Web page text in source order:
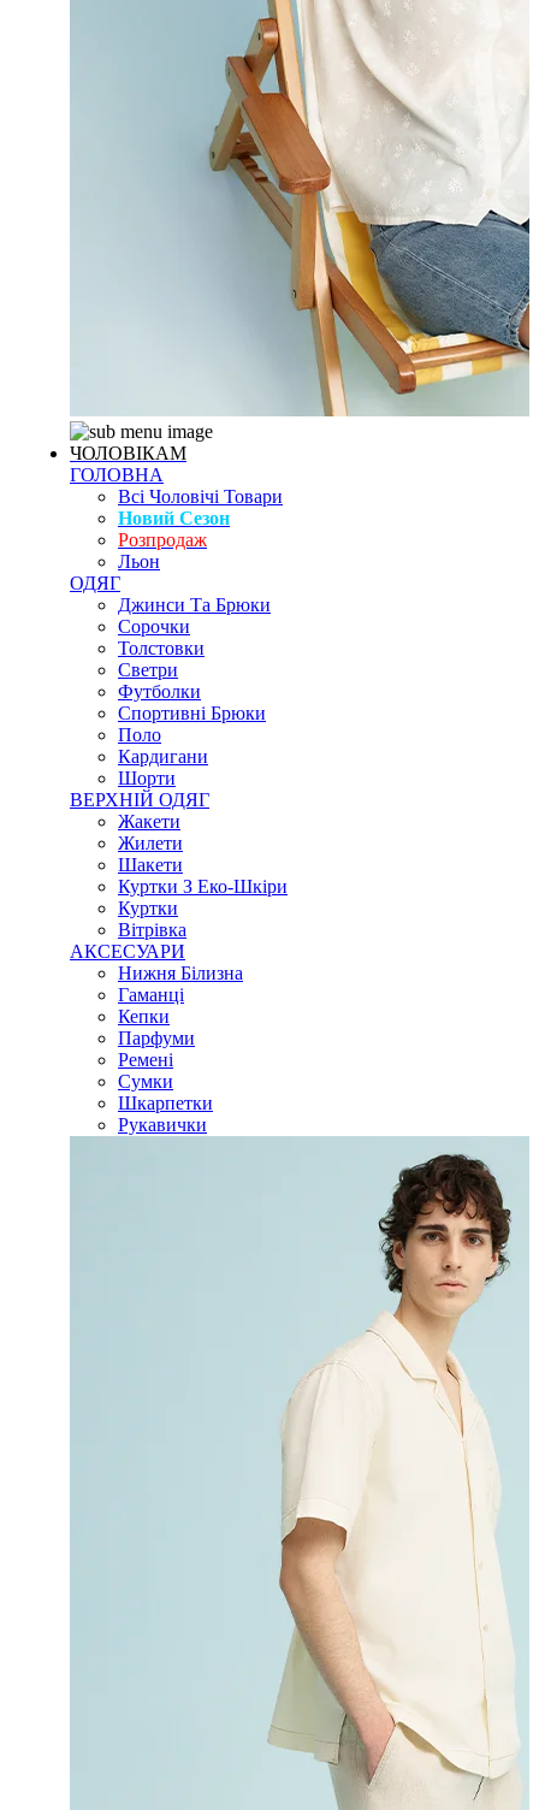
ЧОЛОВІКАМ
ГОЛОВНА
Всі Чоловічі Товари
Новий Сезон
Розпродаж
Льон
ОДЯГ
Джинси Та Брюки
Сорочки
Толстовки
Светри
Футболки
Спортивні Брюки
Поло
Кардигани
Шорти
ВЕРХНІЙ ОДЯГ
Жакети
Жилети
Шакети
Куртки З Еко-Шкіри
Куртки
Вітрівка
АКСЕСУАРИ
Нижня Білизна
Гаманці
Кепки
Парфуми
Ремені
Сумки
Шкарпетки
Рукавички